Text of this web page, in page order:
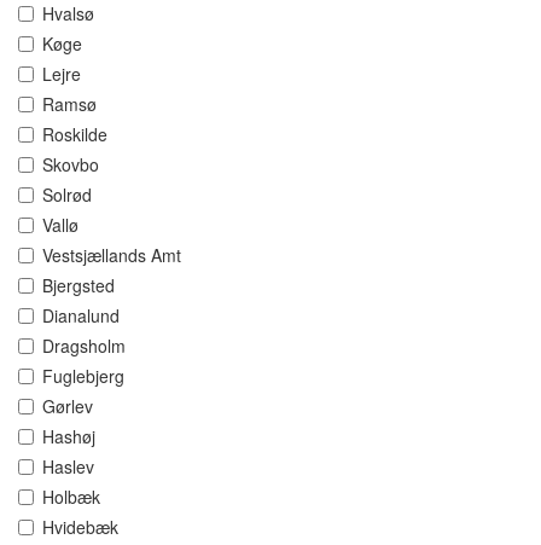
Hvalsø
Køge
Lejre
Ramsø
Roskilde
Skovbo
Solrød
Vallø
Vestsjællands Amt
Bjergsted
Dianalund
Dragsholm
Fuglebjerg
Gørlev
Hashøj
Haslev
Holbæk
Hvidebæk